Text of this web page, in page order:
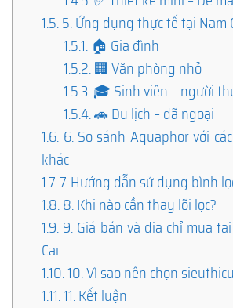
1.5.5. Ứng dụng thực tế tại Nam
1.5.1.🏠 Gia đình
1.5.2.🏢 Văn phòng nhỏ
1.5.3.🎓 Sinh viên – người
1.5.4.🚗 Du lịch – dã ngoại
1.6. 6. So sánh Aquaphor với
khác
1.7.7. Hướng dẫn sử dụng bình
1.8.8. Khi nào cần thay lõi lọc?
1.9. 9. Giá bán và địa chỉ mua
Cai
1.10.10. Vì sao nên chọn
1.11.11. Kết luận